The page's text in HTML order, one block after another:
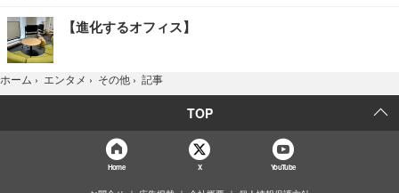
【進化するオフィス】
ホーム › エンタメ › その他 › 記事
TOP
Home X YouTube